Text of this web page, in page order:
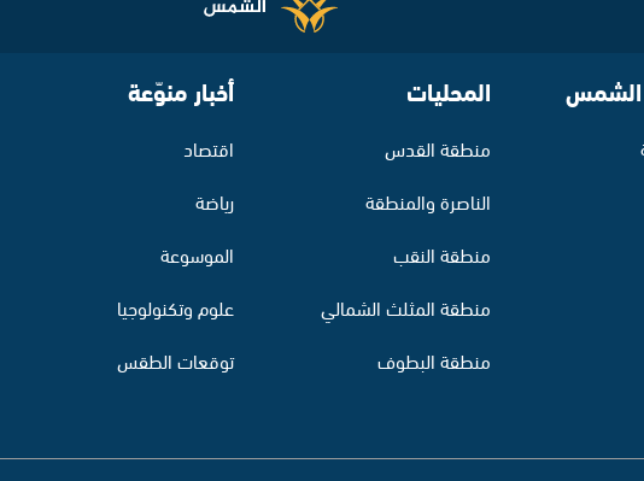
الشمس المحليات
منطقة القدس
الناصرة والمنطقة
منطقة النقب
منطقة المثلث الشمالي
منطقة البطوف
أخبار منوّعة
اقتصاد
رياضة
الموسوعة
علوم وتكنولوجيا
توقعات الطقس